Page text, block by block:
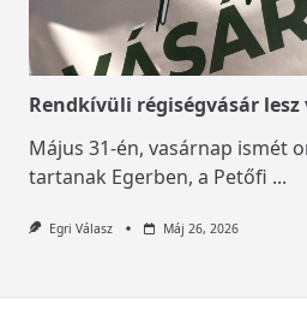
Rendkívüli régiségvásár lesz
Május 31-én, vasárnap ismét
tartanak Egerben, a Petőfi ...
Egri Válasz Máj 26, 2026